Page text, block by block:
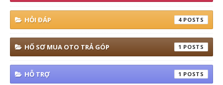
HỎI ĐÁP 4
HỐ SƠ MUA OTO TRẢ GÓP 1
HỖ TRỢ 1